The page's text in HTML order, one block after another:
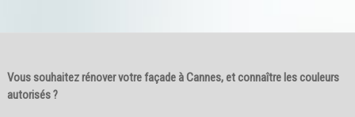
Vous souhaitez rénover votre façade à Cannes, et connaître les couleurs
autorisés ?